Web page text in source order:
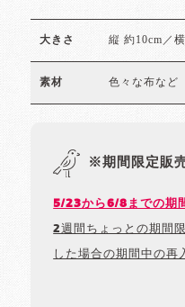
大きさ 縦 約10cm／
素材 色々な布など
※期間限定販
5/23から6/8までの期
2週間ちょっとの期間
した場合の期間中の再